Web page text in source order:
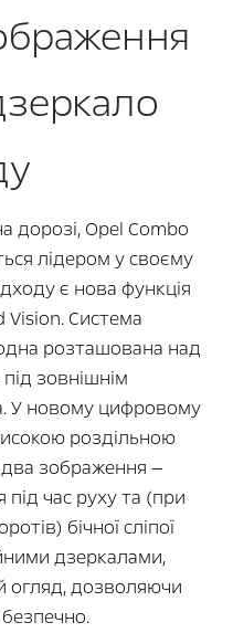
дорозі, Opel Combo
лідером у своєму
є нова функція
Vision. Система
розташована над
зовнішнім
У новому цифровому
роздільною
зображення —
під час руху та (при
бічної сліпої
дзеркалами,
огляд, дозволяючи